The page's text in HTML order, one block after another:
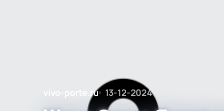
vivo-porte.ru 13-12-2024